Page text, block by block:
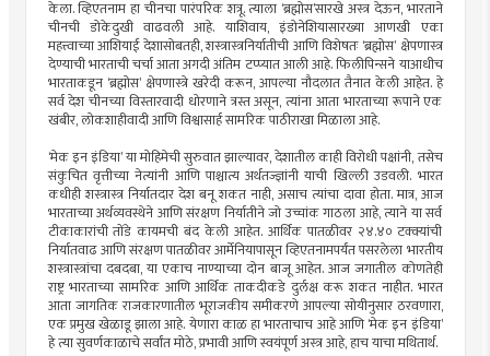
केला. व्हिएतनाम हा चीनचा पारंपरिक शत्रू. त्याला ‘ब्रह्मोस’सारखे अस्त्र देऊन, भारताने
चीनची डोकेदुखी वाढवली आहे. याशिवाय, इंडोनेशियासारख्या आणखी एका
महत्त्वाच्या आशियाई देशासोबतही, शस्त्रास्त्रनिर्यातीची आणि विशेषतः ‘ब्रह्मोस’ क्षेपणास्त्र
देण्याची भारताची चर्चा आता अगदी अंतिम टप्प्यात आली आहे. फिलीपिन्सने याआधीच
भारताकडून ‘ब्रह्मोस’ क्षेपणास्त्रे खरेदी करून, आपल्या नौदलात तैनात केली आहेत. हे
सर्व देश चीनच्या विस्तारवादी धोरणाने त्रस्त असून, त्यांना आता भारताच्या रूपाने एक
खंबीर, लोकशाहीवादी आणि विश्वासार्ह सामरिक पाठीराखा मिळाला आहे.
‘मेक इन इंडिया’ या मोहिमेची सुरुवात झाल्यावर, देशातील काही विरोधी पक्षांनी, तसेच
संकुचित वृत्तीच्या नेत्यांनी आणि पाश्चात्य अर्थतज्ज्ञांनी याची खिल्ली उडवली. भारत
कधीही शस्त्रास्त्र निर्यातदार देश बनू शकत नाही, असाच त्यांचा दावा होता. मात्र, आज
भारताच्या अर्थव्यवस्थेने आणि संरक्षण निर्यातीने जो उच्चांक गाठला आहे, त्याने या सर्व
टीकाकारांची तोंडे कायमची बंद केली आहेत. आर्थिक पातळीवर २४.४० टक्क्यांची
निर्यातवाढ आणि संरक्षण पातळीवर आर्मेनियापासून व्हिएतनामपर्यंत पसरलेला भारतीय
शस्त्रास्त्रांचा दबदबा, या एकाच नाण्याच्या दोन बाजू आहेत. आज जगातील कोणतेही
राष्ट्र भारताच्या सामरिक आणि आर्थिक ताकदीकडे दुर्लक्ष करू शकत नाहीत. भारत
आता जागतिक राजकारणातील भूराजकीय समीकरणे आपल्या सोयीनुसार ठरवणारा,
एक प्रमुख खेळाडू झाला आहे. येणारा काळ हा भारताचाच आहे आणि ‘मेक इन इंडिया’
हे त्या सुवर्णकाळाचे सर्वांत मोठे, प्रभावी आणि स्वयंपूर्ण अस्त्र आहे, हाच याचा मथितार्थ.